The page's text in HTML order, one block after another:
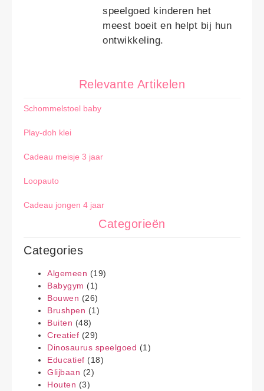
speelgoed kinderen het
meest boeit en helpt bij hun
ontwikkeling.
Relevante Artikelen
Schommelstoel baby
Play-doh klei
Cadeau meisje 3 jaar
Loopauto
Cadeau jongen 4 jaar
Categorieën
Categories
Algemeen (19)
Babygym (1)
Bouwen (26)
Brushpen (1)
Buiten (48)
Creatief (29)
Dinosaurus speelgoed (1)
Educatief (18)
Glijbaan (2)
Houten (3)